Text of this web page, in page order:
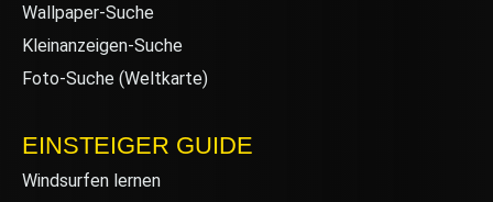
Wallpaper-Suche
Kleinanzeigen-Suche
Foto-Suche (Weltkarte)
EINSTEIGER GUIDE
Windsurfen lernen